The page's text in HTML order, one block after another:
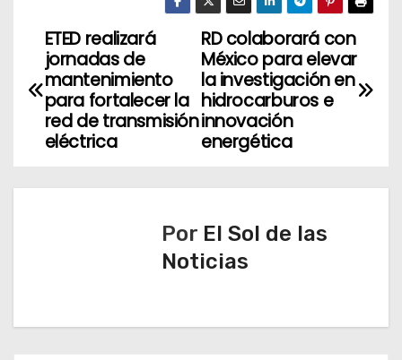
N
a
g
RD colaborará con
México para elevar
la investigación en
hidrocarburos e
innovación
energética
ETED realizará
jornadas de
mantenimiento
para fortalecer la
red de transmisión
eléctrica
Por El Sol de las
Noticias